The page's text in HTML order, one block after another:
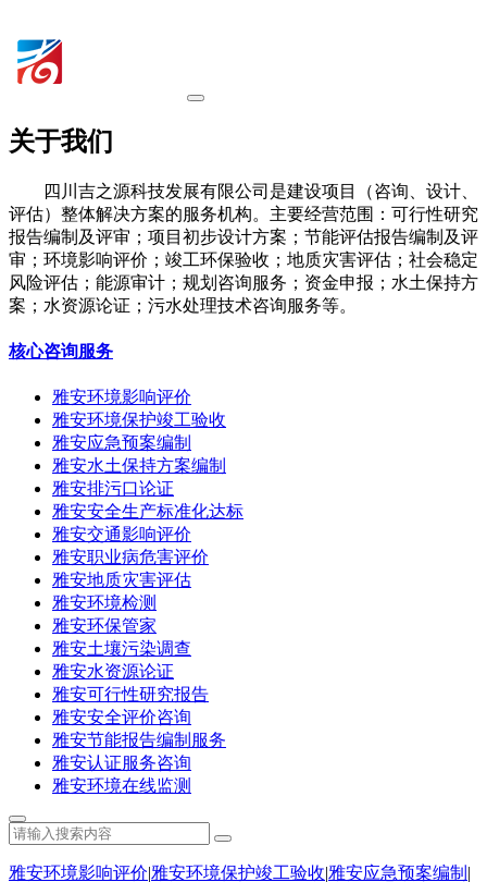
关于我们
四川吉之源科技发展有限公司是建设项目（咨询、设计、
评估）整体解决方案的服务机构。主要经营范围：可行性研究
报告编制及评审；项目初步设计方案；节能评估报告编制及评
审；环境影响评价；竣工环保验收；地质灾害评估；社会稳定
风险评估；能源审计；规划咨询服务；资金申报；水土保持方
案；水资源论证；污水处理技术咨询服务等。
核心咨询服务
雅安环境影响评价
雅安环境保护竣工验收
雅安应急预案编制
雅安水土保持方案编制
雅安排污口论证
雅安安全生产标准化达标
雅安交通影响评价
雅安职业病危害评价
雅安地质灾害评估
雅安环境检测
雅安环保管家
雅安土壤污染调查
雅安水资源论证
雅安可行性研究报告
雅安安全评价咨询
雅安节能报告编制服务
雅安认证服务咨询
雅安环境在线监测
雅安环境影响评价|雅安环境保护竣工验收|雅安应急预案编制 |